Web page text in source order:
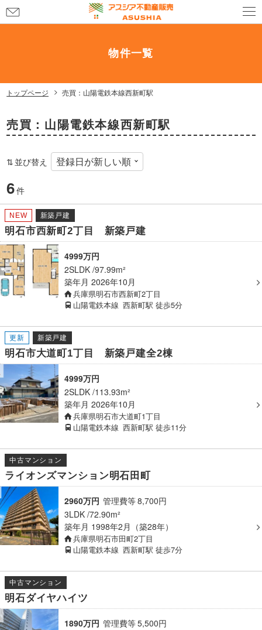
問
せ
物件一覧
トップページ 売買：山陽電鉄本線西新町駅
売買：山陽電鉄本線西新町駅
並び替え
6件
NEW 新築戸建
明石市西新町2丁目 新築戸建
2SLDK 97.99m²
築年月 2026年10月
兵庫県明石市西新町2丁目
山陽電鉄本線 西新町駅 徒歩5分
4999万円
更新 新築戸建
明石市大道町1丁目 新築戸建全2棟
2SLDK 113.93m²
築年月 2026年10月
兵庫県明石市大道町1丁目
山陽電鉄本線 西新町駅 徒歩11分
4999万円
中古マンション
ライオンズマンション明石田町
3LDK 72.90m²
築年月 1998年2月（築28年）
兵庫県明石市田町2丁目
山陽電鉄本線 西新町駅 徒歩7分
2960万円 管理費等8,700円
中古マンション
明石ダイヤハイツ
1890万円 管理費等5,500円